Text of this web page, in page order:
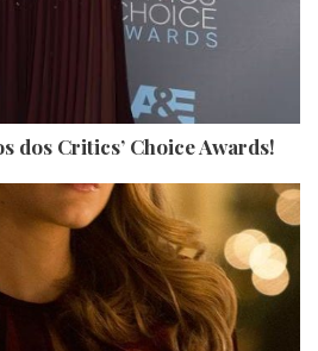
dos Critics’ Choice Awards!